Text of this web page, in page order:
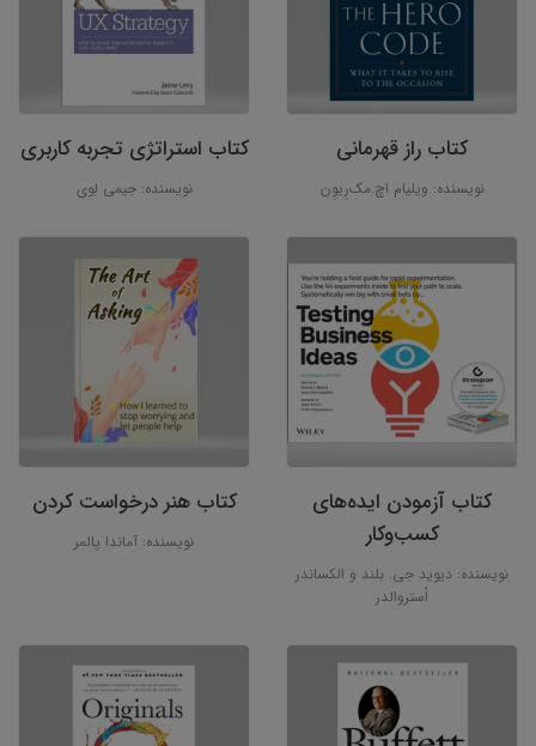
کتاب راز قهرمانی
نویسنده: ویلیام اچ.مک‌رِیوِن
کتاب استراتژی تجربه کاربری
نویسنده: جیمی لِوی
کتاب آزمودن ایده‌های
کسب‌وکار
نویسنده: دیوید جی. بلند و الکساندر
اُستروالدر
کتاب هنر درخواست کردن
نویسنده: آماندا پالمر